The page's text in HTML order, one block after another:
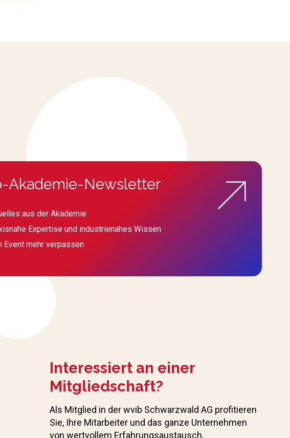
Akademie-Newsletter
aus der Akademie
Expertise und industrienahes Wissen
Event mehr verpassen
Interessiert an einer
Mitgliedschaft?
Als Mitglied in der wvib Schwarzwald AG profitieren
Sie, Ihre Mitarbeiter und das ganze Unternehmen
von wertvollem Erfahrungs­austausch,